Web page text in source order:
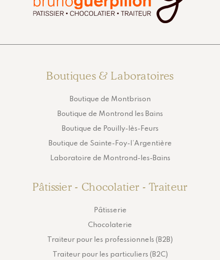
Boutiques & Laboratoires
Boutique de Montbrison
Boutique de Montrond les Bains
Boutique de Pouilly-lès-Feurs
Boutique de Sainte-Foy-l’Argentière
Laboratoire de Montrond-les-Bains
Pâtissier - Chocolatier - Traiteur
Pâtisserie
Chocolaterie
Traiteur pour les professionnels (B2B)
Traiteur pour les particuliers (B2C)